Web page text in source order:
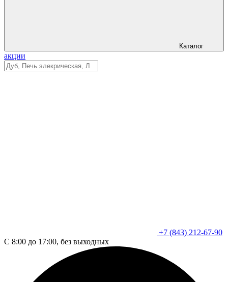
Каталог
акции
+7 (843) 212-67-90
С 8:00 до 17:00, без выходных